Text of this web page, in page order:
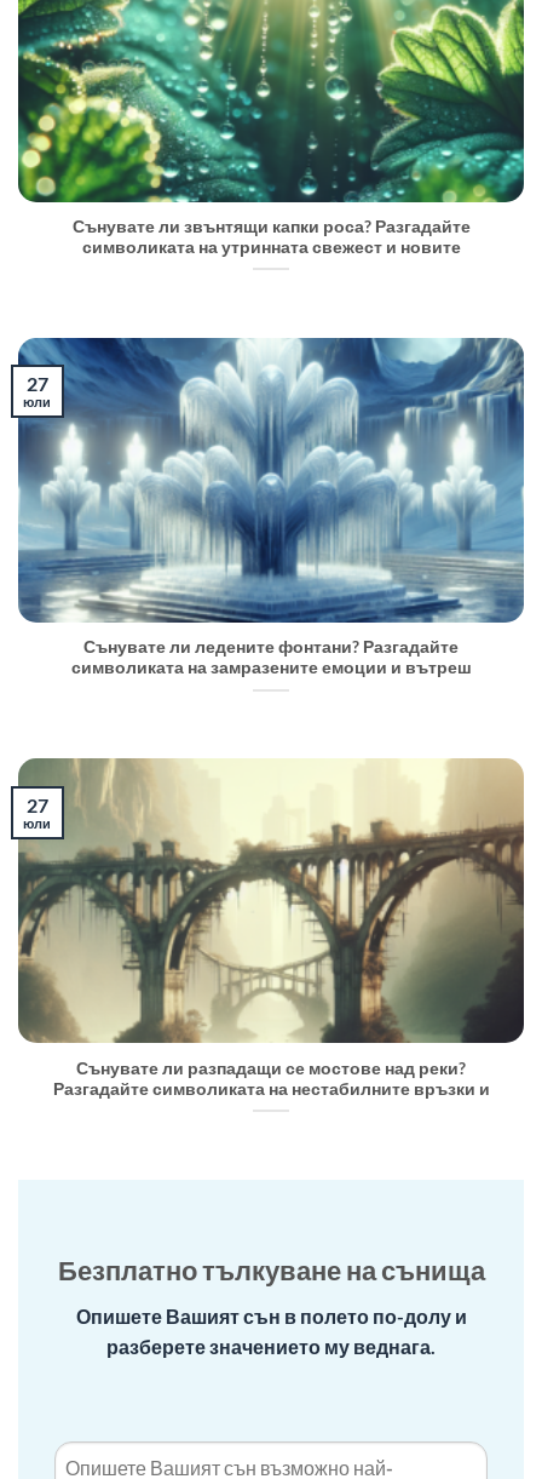
Сънувате ли звънтящи капки роса? Разгадайте
символиката на утринната свежест и новите
Сънувате ли ледените фонтани? Разгадайте
символиката на замразените емоции и вътреш
27
юли
Сънувате ли разпадащи се мостове над реки?
Разгадайте символиката на нестабилните връзки и
27
юли
Безплатно тълкуване на сънища
Опишете Вашият сън в полето по-долу и
разберете значението му веднага.